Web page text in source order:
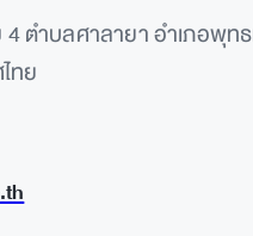
ตำบลศาลายา อำเภอพุ
ทย